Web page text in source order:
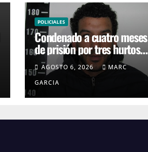
POLICIALES
Condenado a cuatro meses
de prisión por tres hurtos
en un supermercado de San
Carlos
AGOSTO 6, 2026
MARC
GARCIA